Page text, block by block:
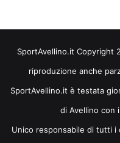
SportAvellino.it Copyright
riproduzione anche
SportAvellino.it è testata
di Avellino con
Unico responsabile di tutti i